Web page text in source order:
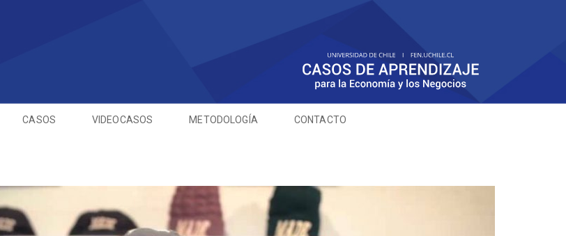
CASOS VIDEOCASOS METODOLOGÍA CONTACTO